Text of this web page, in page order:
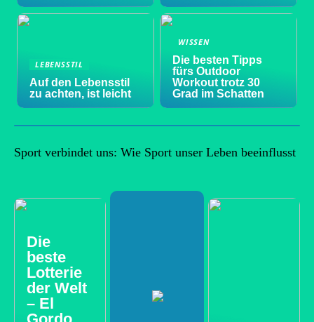
LEBENSSTIL
Auf den Lebensstil
zu achten, ist leicht
WISSEN
Die besten Tipps
fürs Outdoor
Workout trotz 30
Grad im Schatten
Sport verbindet uns: Wie Sport unser Leben beeinflusst
Die
beste
Lotterie
der Welt
– El